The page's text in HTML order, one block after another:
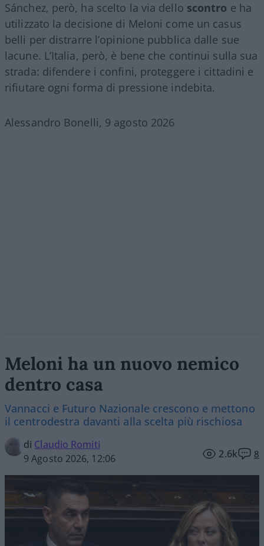
Sánchez, però, ha scelto la via dello scontro e ha
utilizzato la decisione di Meloni come un casus
belli per distrarre l’opinione pubblica dalle sue
lacune. L’Italia, però, è bene che continui sulla sua
strada: difendere i confini, proteggere i cittadini e
rifiutare ogni forma di pressione indebita.
Alessandro Bonelli, 9 agosto 2026
Meloni ha un nuovo nemico
dentro casa
Vannacci e Futuro Nazionale crescono e mettono
il centrodestra davanti alla scelta più rischiosa
di Claudio Romiti
9 Agosto 2026, 12:06
2.6k 8